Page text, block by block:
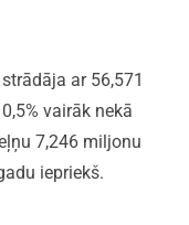
ar 56,571
vairāk nekā
7,246 miljonu
iepriekš.